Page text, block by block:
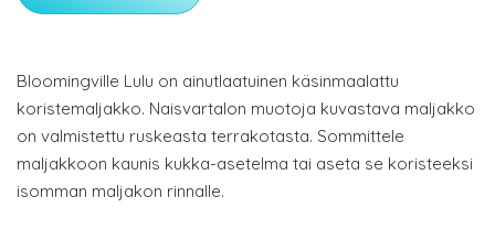
Bloomingville Lulu on ainutlaatuinen käsinmaalattu
koristemaljakko. Naisvartalon muotoja kuvastava maljakko
on valmistettu ruskeasta terrakotasta. Sommittele
maljakkoon kaunis kukka-asetelma tai aseta se koristeeksi
isomman maljakon rinnalle.